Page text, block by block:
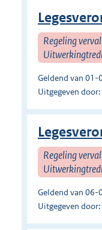
Regeling
Geldend van
Uitgegeven
Regeling
Geldend van
Uitgegeven